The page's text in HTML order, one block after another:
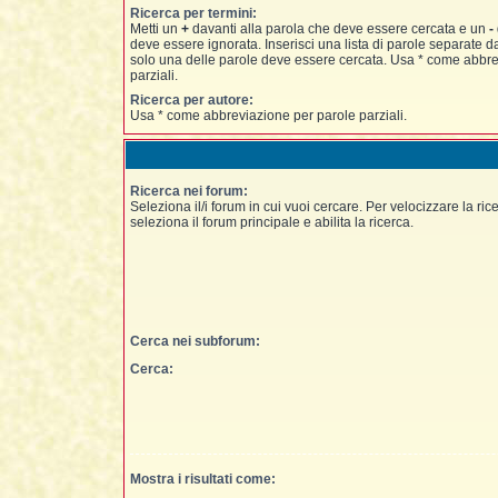
Ricerca per termini:
Metti un + davanti alla parola che deve essere cercata e un -
deve essere ignorata. Inserisci una lista di parole separate
solo una delle parole deve essere cercata. Usa * come
parziali.
Ricerca per autore:
Usa * come abbreviazione per parole parziali.
Ricerca nei forum:
Seleziona il/i forum in cui vuoi cercare. Per velocizzare la
seleziona il forum principale e abilita la ricerca.
Cerca nei subforum:
Cerca:
Mostra i risultati come: